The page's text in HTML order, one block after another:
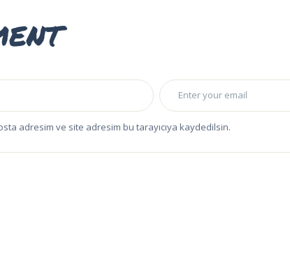
adresim ve site adresim bu tarayıcıya kaydedilsin.